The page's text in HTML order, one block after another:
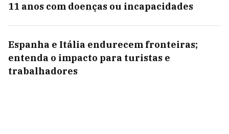
11 anos com doenças ou incapacidades
Espanha e Itália endurecem fronteiras;
entenda o impacto para turistas e
trabalhadores